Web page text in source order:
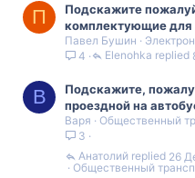
П
Подскажите
комплектующие для
Павел Бушин
4
Elenohka
В
Подскажите,
проездной на
Варя
Общественный
3
Общественный
26
Анатолий